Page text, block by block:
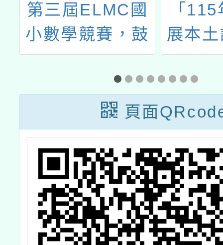
第三屆ELMC國
小數學競賽，鼓
勵學生報名參
「
展本
貢獻
限延
月
頁面